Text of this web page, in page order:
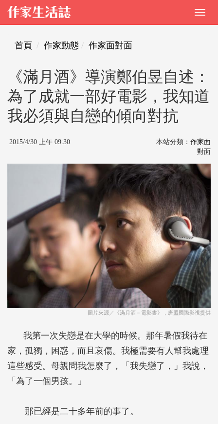
首頁 作家動態 作家面對面
《滿月酒》導演鄭伯昱自述：
為了成就一部好電影，我知道
我必須與自戀的傾向對抗
2015/4/30 上午 09:30 本站分類： 作家面
對面
圖片來源／《滿月酒－電影書》，唐盟國際影視提供
我第一次失戀是在大學的時候。那年暑假我待在
家，孤獨，困惑，而且哀傷。我極需要有人幫我處理
這些感受。母親問我怎麼了，「我失戀了，」我說，
「為了一個男孩。」
那已經是二十多年前的事了。